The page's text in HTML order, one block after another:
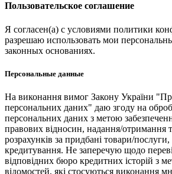
Пользовательское соглашение
Я согласен(а) с условиями политики
разрешаю использовать мои
законных основаниях.
Персональные данные
На виконання вимог Закону України
персональних даних" даю згоду на
персональних даних з метою
правових відносин, надання/отримання
розрахунків за придбані товари/
кредитування. Не заперечую щодо
відповідних бюро кредитних історій з
відомостей, які стосуються виконання